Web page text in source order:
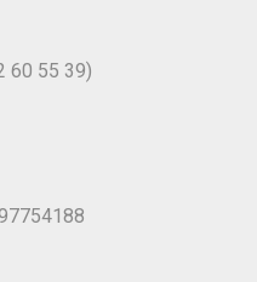
60 55 39)